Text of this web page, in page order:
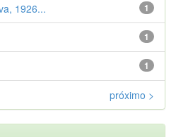
1
1926...
1
1
próximo >